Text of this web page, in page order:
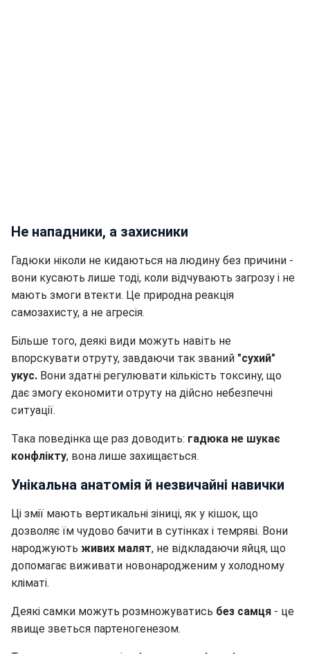
Не нападники, а захисники
Гадюки ніколи не кидаються на людину без причини -
вони кусають лише тоді, коли відчувають загрозу і не
мають змоги втекти. Це природна реакція
самозахисту, а не агресія.
Більше того, деякі види можуть навіть не
впорскувати отруту, завдаючи так званий "сухий"
укус. Вони здатні регулювати кількість токсину, що
дає змогу економити отруту на дійсно небезпечні
ситуації.
Така поведінка ще раз доводить: гадюка не шукає
конфлікту, вона лише захищається.
Унікальна анатомія й незвичайні навички
Ці змії мають вертикальні зіниці, як у кішок, що
дозволяє їм чудово бачити в сутінках і темряві. Вони
народжують живих малят, не відкладаючи яйця, що
допомагає виживати новонародженим у холодному
кліматі.
Деякі самки можуть розмножуватись без самця - це
явище зветься партеногенезом.